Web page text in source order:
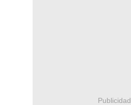
Publicidad